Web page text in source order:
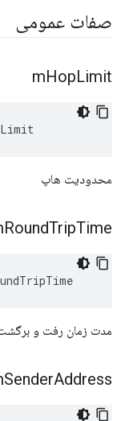
صفات عمومی
mHopLimit
محدودیت هاپ
RoundTripTime
مدت زمان رفت و
SenderAddress